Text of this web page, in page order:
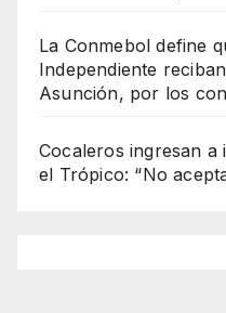
La Conmebol define
Independiente
Asunción, por los
Cocaleros ingresan a
el Trópico: “No